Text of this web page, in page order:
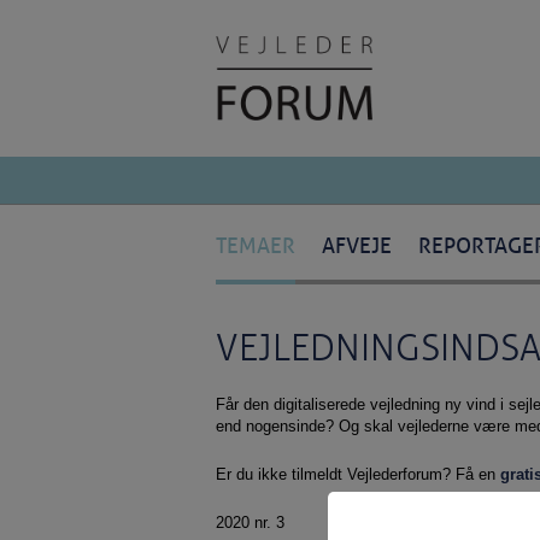
TEMAER AFVEJE
Får den digitaliserede vejledning ny vind i
end nogensinde? Og skal vejlederne være
Er du ikke tilmeldt Vejlederforum? Få en
2020 nr. 3